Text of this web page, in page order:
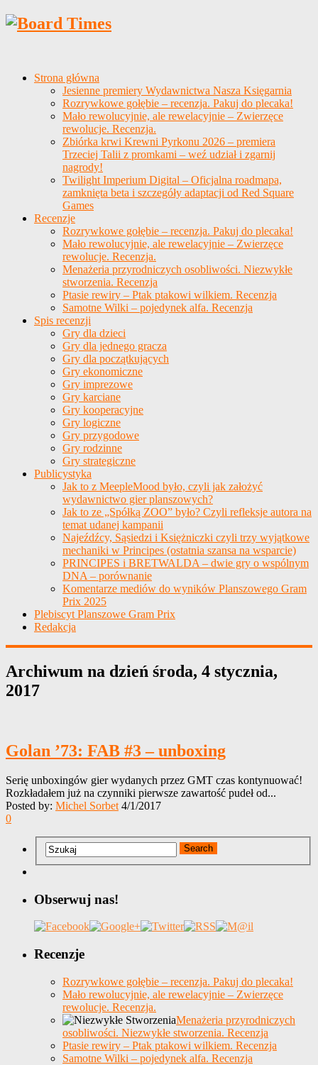
Strona główna
Jesienne premiery Wydawnictwa Nasza Księgarnia
Rozrywkowe gołębie – recenzja. Pakuj do plecaka!
Mało rewolucyjnie, ale rewelacyjnie – Zwierzęce
rewolucje. Recenzja.
Zbiórka krwi Krewni Pyrkonu 2026 – premiera
Trzeciej Talii z promkami – weź udział i zgarnij
nagrody!
Twilight Imperium Digital – Oficjalna roadmapa,
zamknięta beta i szczegóły adaptacji od Red Square
Games
Recenzje
Rozrywkowe gołębie – recenzja. Pakuj do plecaka!
Mało rewolucyjnie, ale rewelacyjnie – Zwierzęce
rewolucje. Recenzja.
Menażeria przyrodniczych osobliwości. Niezwykłe
stworzenia. Recenzja
Ptasie rewiry – Ptak ptakowi wilkiem. Recenzja
Samotne Wilki – pojedynek alfa. Recenzja
Spis recenzji
Gry dla dzieci
Gry dla jednego gracza
Gry dla początkujących
Gry ekonomiczne
Gry imprezowe
Gry karciane
Gry kooperacyjne
Gry logiczne
Gry przygodowe
Gry rodzinne
Gry strategiczne
Publicystyka
Jak to z MeepleMood było, czyli jak założyć
wydawnictwo gier planszowych?
Jak to ze „Spółką ZOO” było? Czyli refleksje autora na
temat udanej kampanii
Najeźdźcy, Sąsiedzi i Księżniczki czyli trzy wyjątkowe
mechaniki w Principes (ostatnia szansa na wsparcie)
PRINCIPES i BRETWALDA – dwie gry o wspólnym
DNA – porównanie
Komentarze mediów do wyników Planszowego Gram
Prix 2025
Plebiscyt Planszowe Gram Prix
Redakcja
Archiwum na dzień środa, 4 stycznia,
2017
Golan ’73: FAB #3 – unboxing
Serię unboxingów gier wydanych przez GMT czas kontynuować!
Rozkładałem już na czynniki pierwsze zawartość pudeł od...
Posted by: Michel Sorbet 4/1/2017
0
Obserwuj nas!
Recenzje
Rozrywkowe gołębie – recenzja. Pakuj do plecaka!
Mało rewolucyjnie, ale rewelacyjnie – Zwierzęce
rewolucje. Recenzja.
Menażeria przyrodniczych
osobliwości. Niezwykłe stworzenia. Recenzja
Ptasie rewiry – Ptak ptakowi wilkiem. Recenzja
Samotne Wilki – pojedynek alfa. Recenzja